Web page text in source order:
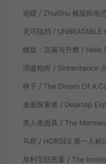
追曙 / ZhuiShu 横版民俗
马群 / HORSES 第一人称